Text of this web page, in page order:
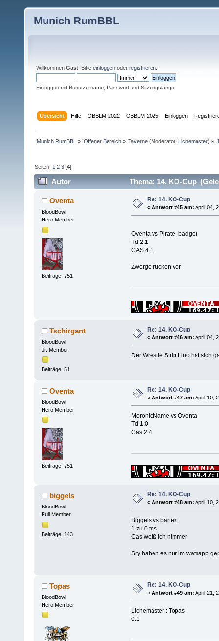
Munich RumBBL
Willkommen Gast . Bitte einloggen oder registrieren
Einloggen mit Benutzername, Passwort und Sitzungslänge
Übersicht Hilfe OBBLM-2022 OBBLM-2025 Einloggen
Munich RumBBL » Offener Bereich» Taverne(Moderator: Lichemaster) »
Seiten: 1 2 3 [4]
Autor Thema: 14. KO-Cup
Oventa
BloodBowl
Hero Member
Beiträge: 751
Re: 14. KO-Cup
« Antwort #45 am: April 04,
Oventa vs Pirate_badger
Td 2:1
CAS 4:1
Zwerge rücken vor
Tschirgant
BloodBowl
Jr. Member
Beiträge: 51
Re: 14. KO-Cup
« Antwort #46 am: April 04,
Der Wrestle Strip Lino hat sich
Oventa
BloodBowl
Hero Member
Beiträge: 751
Re: 14. KO-Cup
« Antwort #47 am: April 10,
MoronicName vs Oventa
Td 1:0
Cas 2:4
biggels
BloodBowl
Full Member
Beiträge: 143
Re: 14. KO-Cup
« Antwort #48 am: April 10,
Biggels vs bartek
1 zu 0 tds
Cas weiß ich nimmer
Sry haben es nur im watsapp
Topas
BloodBowl
Hero Member
Re: 14. KO-Cup
« Antwort #49 am: April 21,
Lichemaster : Topas
0:1